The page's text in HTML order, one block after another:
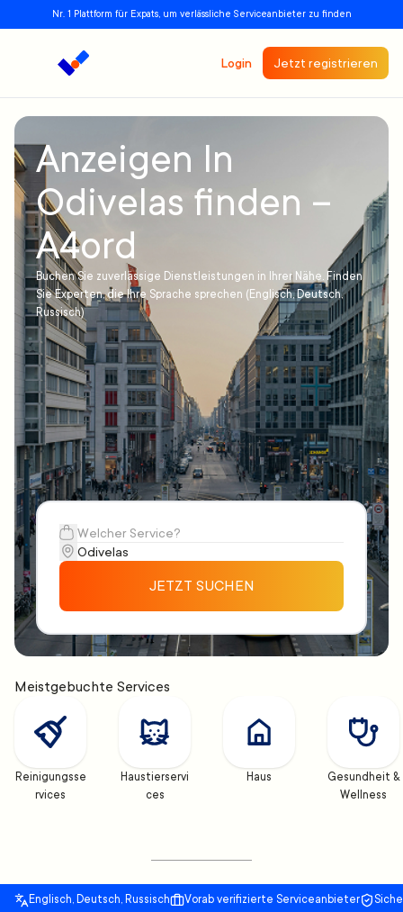
Nr. 1 Plattform für Expats, um verlässliche Serviceanbieter zu finden
Login Jetzt registrieren
Anzeigen In
Odivelas finden –
A4ord
Buchen Sie zuverlässige Dienstleistungen in Ihrer Nähe. Finden
Sie Experten, die Ihre Sprache sprechen (Englisch, Deutsch,
Russisch)
JETZT SUCHEN
Meistgebuchte Services
Reinigungsse
rvices
Haustierservi
ces
Haus
Gesundheit &
Wellness
Englisch, Deutsch, Russisch Vorab verifizierte Serviceanbieter